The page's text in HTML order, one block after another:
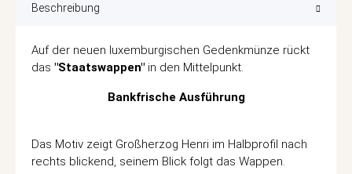
Beschreibung
Auf der neuen luxemburgischen Gedenkmünze rückt
das "Staatswappen" in den Mittelpunkt.
Bankfrische Ausführung
Das Motiv zeigt Großherzog Henri im Halbprofil nach
rechts blickend, seinem Blick folgt das Wappen.